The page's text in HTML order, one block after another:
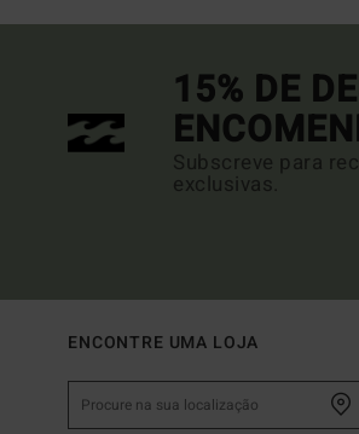
15% DE
Subscreve para
exclusivas.
ENCONTRE UMA LOJA